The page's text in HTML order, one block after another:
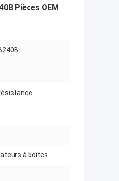
Pièces OEM
à boîtes